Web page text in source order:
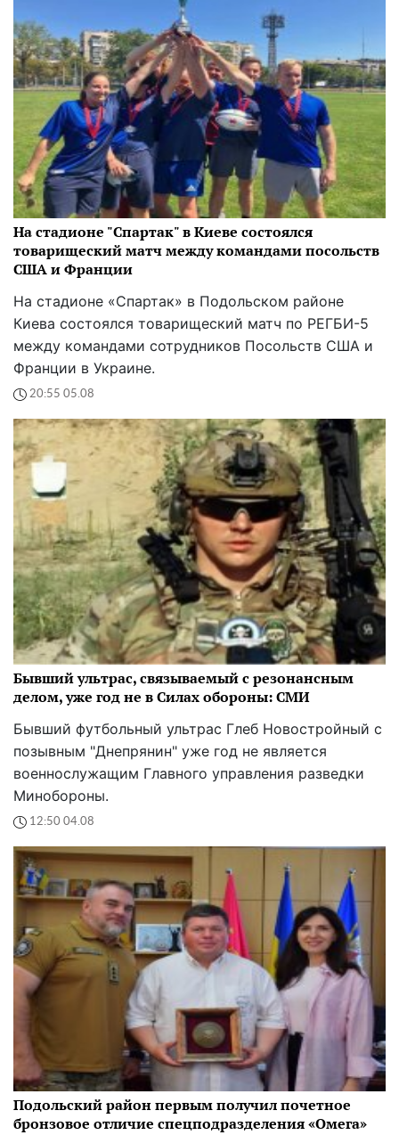
На стадионе "Спартак" в Киеве состоялся
товарищеский матч между командами посольств
США и Франции
На стадионе «Спартак» в Подольском районе
Киева состоялся товарищеский матч по РЕГБИ-5
между командами сотрудников Посольств США и
Франции в Украине.
20:55 05.08
Бывший ультрас, связываемый с резонансным
делом, уже год не в Силах обороны: СМИ
Бывший футбольный ультрас Глеб Новостройный с
позывным "Днепрянин" уже год не является
военнослужащим Главного управления разведки
Минобороны.
12:50 04.08
Подольский район первым получил почетное
бронзовое отличие спецподразделения «Омега»